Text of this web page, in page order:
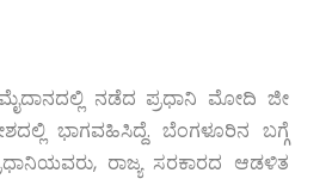
ನಡೆದ ಪ್ರಧಾನಿ ಮೋದಿ ಜೀ
ಭಾಗವಹಿಸಿದ್ದೆ. ಬೆಂಗಳೂರಿನ ಬಗ್ಗೆ
ರಾಜ್ಯ ಸರಕಾರದ ಆಡಳಿತ